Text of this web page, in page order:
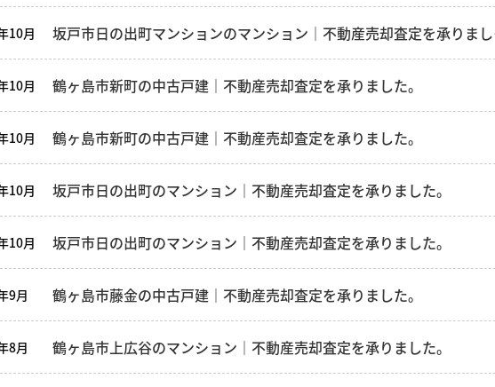
10月 坂戸
10月 鶴ヶ島市新町の中古戸建｜不動産売却査定を承りました。
10月 鶴ヶ島市新町の中古戸建｜不動産売却査定を承りました。
10月 坂戸市日の出町のマンション｜不動産売却査定を承りました。
10月 坂戸市日の出町のマンション｜不動産売却査定を承りました。
9月 鶴ヶ島市藤金の中古戸建｜不動産売却査定を承りました。
8月 鶴ヶ島市上広谷のマンション｜不動産売却査定を承りました。